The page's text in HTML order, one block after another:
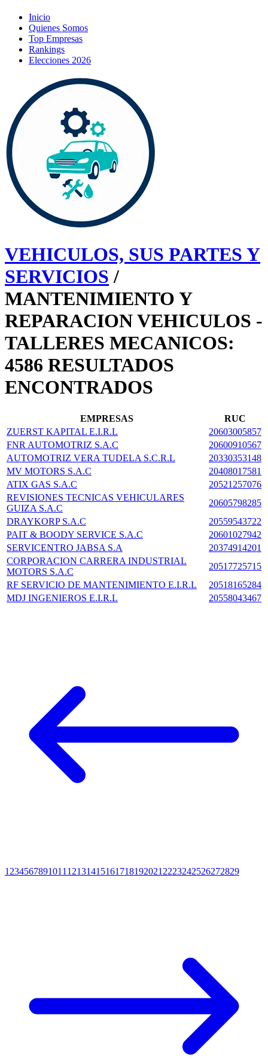
Inicio
Quienes Somos
Top Empresas
Rankings
Elecciones 2026
VEHICULOS, SUS PARTES Y
SERVICIOS /
MANTENIMIENTO Y
REPARACION VEHICULOS -
TALLERES MECANICOS:
4586 RESULTADOS
ENCONTRADOS
EMPRESAS
RUC
ZUERST KAPITAL E.I.R.L
20603005857
FNR AUTOMOTRIZ S.A.C
20600910567
AUTOMOTRIZ VERA TUDELA S.C.R.L
20330353148
MV MOTORS S.A.C
20408017581
ATIX GAS S.A.C
20521257076
REVISIONES TECNICAS VEHICULARES
GUIZA S.A.C
20605798285
DRAYKORP S.A.C
20559543722
PAIT & BOODY SERVICE S.A.C
20601027942
SERVICENTRO JABSA S.A
20374914201
CORPORACION CARRERA INDUSTRIAL
MOTORS S.A.C
20517725715
RF SERVICIO DE MANTENIMIENTO E.I.R.L
20518165284
MDJ INGENIEROS E.I.R.L
20558043467
1 234567891011 12131415161718192021 2223242526272829